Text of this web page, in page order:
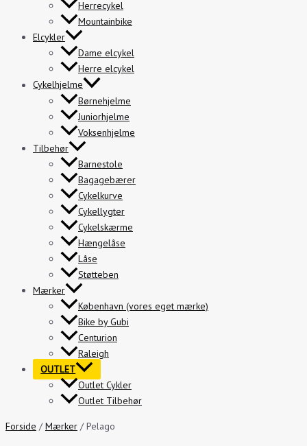
Herrecykel
Mountainbike
Elcykler
Dame elcykel
Herre elcykel
Cykelhjelme
Børnehjelme
Juniorhjelme
Voksenhjelme
Tilbehør
Barnestole
Bagagebærer
Cykelkurve
Cykellygter
Cykelskærme
Hængelåse
Låse
Støtteben
Mærker
København (vores eget mærke)
Bike by Gubi
Centurion
Raleigh
OUTLET
Outlet Cykler
Outlet Tilbehør
Forside /Mærker / Pelago